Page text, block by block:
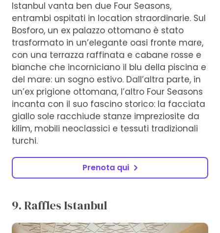
Istanbul vanta ben due Four Seasons,
entrambi ospitati in location straordinarie. Sul
Bosforo, un ex palazzo ottomano è stato
trasformato in un’elegante oasi fronte mare,
con una terrazza raffinata e cabane rosse e
bianche che incorniciano il blu della piscina e
del mare: un sogno estivo. Dall’altra parte, in
un’ex prigione ottomana, l’altro Four Seasons
incanta con il suo fascino storico: la facciata
giallo sole racchiude stanze impreziosite da
kilim, mobili neoclassici e tessuti tradizionali
turchi.
Prenota qui
9. Raffles Istanbul